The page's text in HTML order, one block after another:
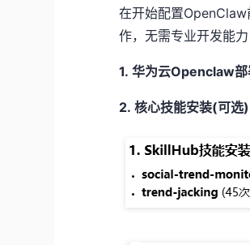
在开始配置
作，无需专业开发能力
1.华为云Openclaw部
2.核心技能安装(可选